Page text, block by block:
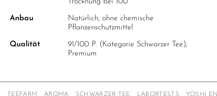
Anbau
Natürlich, ohne chemische
Pflanzenschutzmittel
Qualität
91/100 P. (Kategorie Schwarzer Tee);
Premium
TEEFARM AROMA SCHWARZER TEE LABORTESTS YOSHI